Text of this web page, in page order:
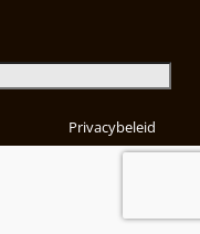
Privacybeleid